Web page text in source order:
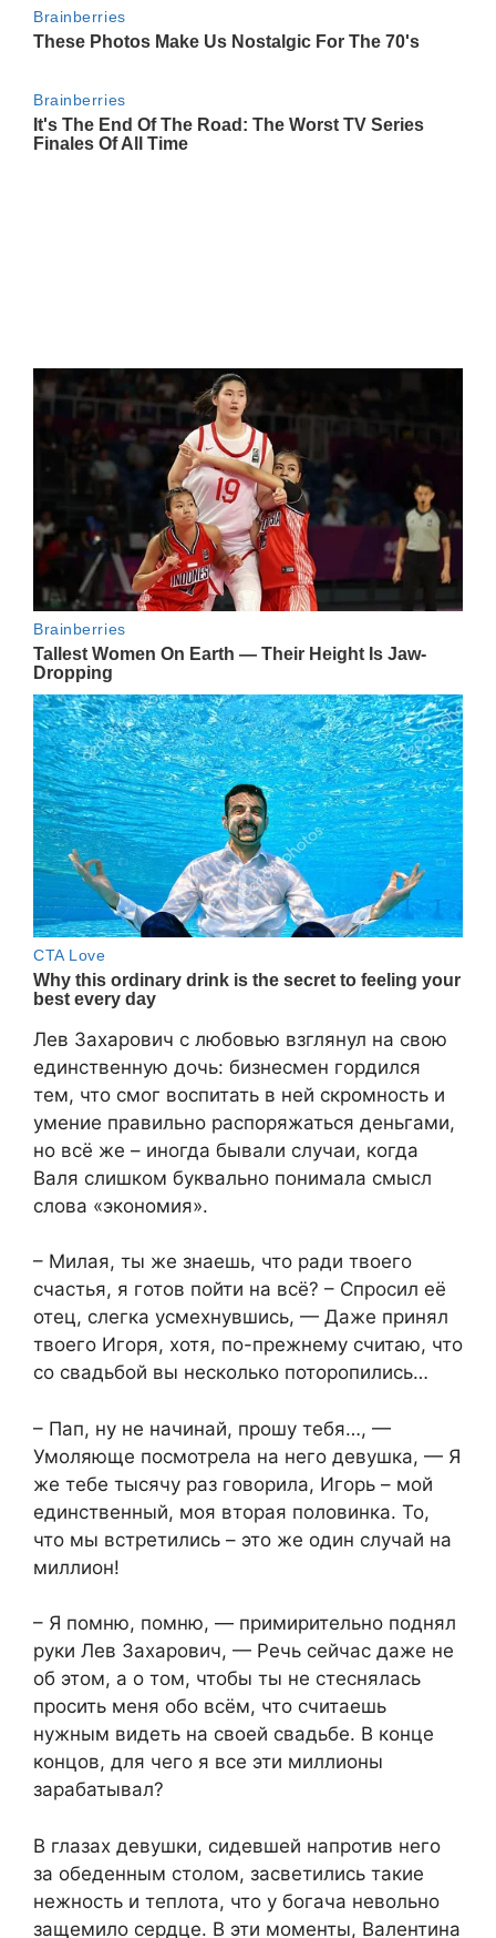
Лев Захарович с любовью взглянул на свою
единственную дочь: бизнесмен гордился
тем, что смог воспитать в ней скромность и
умение правильно распоряжаться деньгами,
но всё же – иногда бывали случаи, когда
Валя слишком буквально понимала смысл
слова «экономия».
– Милая, ты же знаешь, что ради твоего
счастья, я готов пойти на всё? – Спросил её
отец, слегка усмехнувшись, — Даже принял
твоего Игоря, хотя, по-прежнему считаю, что
со свадьбой вы несколько поторопились…
– Пап, ну не начинай, прошу тебя…, —
Умоляюще посмотрела на него девушка, — Я
же тебе тысячу раз говорила, Игорь – мой
единственный, моя вторая половинка. То,
что мы встретились – это же один случай на
миллион!
– Я помню, помню, — примирительно поднял
руки Лев Захарович, — Речь сейчас даже не
об этом, а о том, чтобы ты не стеснялась
просить меня обо всём, что считаешь
нужным видеть на своей свадьбе. В конце
концов, для чего я все эти миллионы
зарабатывал?
В глазах девушки, сидевшей напротив него
за обеденным столом, засветились такие
нежность и теплота, что у богача невольно
защемило сердце. В эти моменты, Валентина